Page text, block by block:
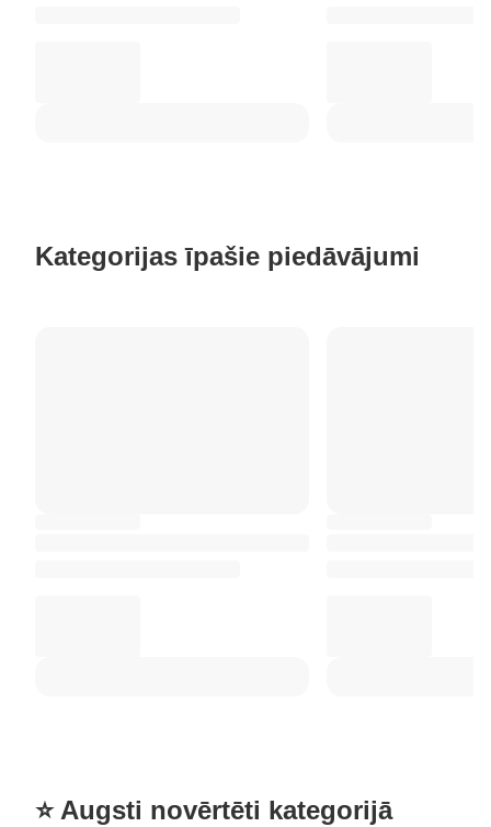
Kategorijas īpašie piedāvājumi
⭐ Augsti novērtēti kategorijā